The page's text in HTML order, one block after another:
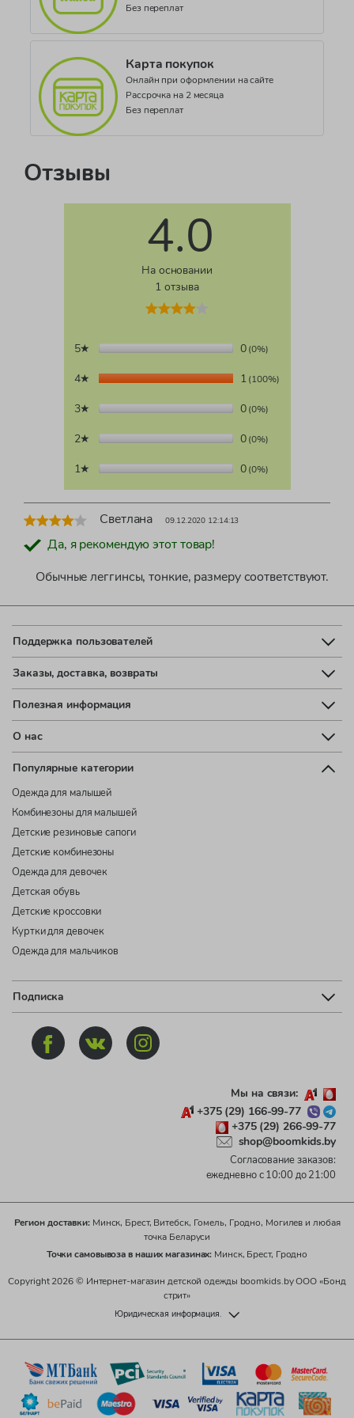
Без переплат
Карта покупок
Онлайн при оформлении на сайте
Рассрочка на 2 месяца
Без переплат
Отзывы
4.0
На основании
1 отзыва
5★ 0(0%)
4★ 1(100%)
3★ 0(0%)
2★ 0(0%)
1★ 0(0%)
Светлана 09.12.2020 12:14:13
Да, я рекомендую этот товар!
Обычные леггинсы, тонкие, размеру соответствуют.
Поддержка пользователей
Заказы, доставка, возвраты
Полезная информация
О нас
Популярные категории
Одежда для малышей
Комбинезоны для малышей
Детские резиновые сапоги
Детские комбинезоны
Одежда для девочек
Детская обувь
Детские кроссовки
Куртки для девочек
Одежда для мальчиков
Подписка
Мы на связи:
+375 (29) 166-99-77
+375 (29) 266-99-77
shop@boomkids.by
Согласование заказов:
ежедневно с 10:00 до 21:00
Регион доставки:Минск, Брест, Витебск, Гомель, Гродно, Могилев и любая
точка Беларуси
Точки самовывоза в наших магазинах: Минск, Брест, Гродно
Copyright 2026 © Интернет-магазин детской одежды boomkids.by ООО «Бонд
стрит»
Юридическая информация.